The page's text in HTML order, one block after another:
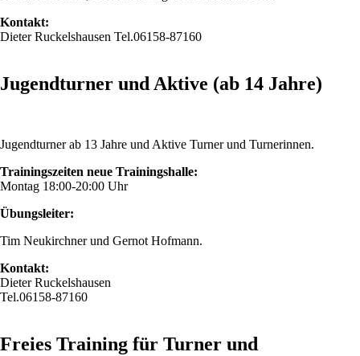
Kontakt:
Dieter Ruckelshausen Tel.06158-87160
Jugendturner und Aktive (ab 14 Jahre)
Jugendturner ab 13 Jahre und Aktive Turner und Turnerinnen.
Trainingszeiten neue Trainingshalle:
Montag 18:00-20:00 Uhr
Übungsleiter:
Tim Neukirchner und Gernot Hofmann.
Kontakt:
Dieter Ruckelshausen
Tel.06158-87160
Freies Training für Turner und